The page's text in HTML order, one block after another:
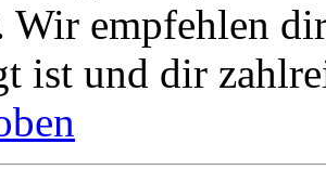
Wir empfehlen
ist und dir